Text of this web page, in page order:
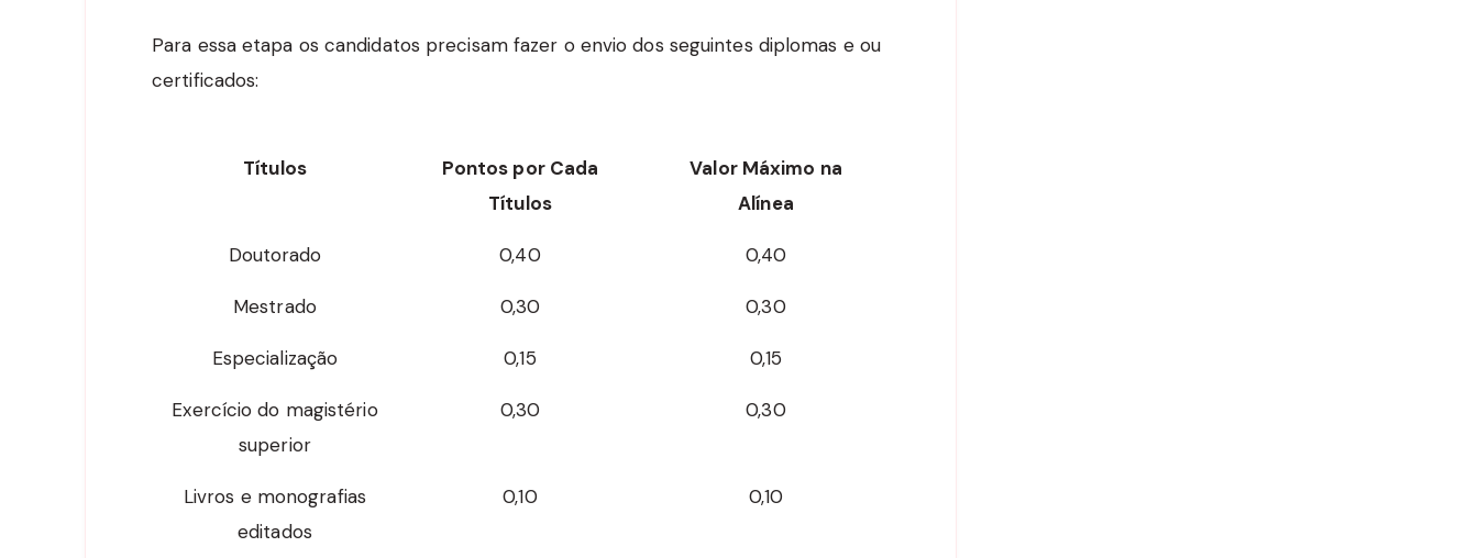
Para essa etapa os candidatos precisam fazer o envio dos seguintes diplomas e ou
certificados:
Títulos
Pontos por Cada
Títulos
Valor Máximo na
Alínea
Doutorado 0,40 0,40
Mestrado 0,30 0,30
Especialização 0,15 0,15
Exercício do magistério
superior
0,30 0,30
Livros e monografias
editados
0,10 0,10